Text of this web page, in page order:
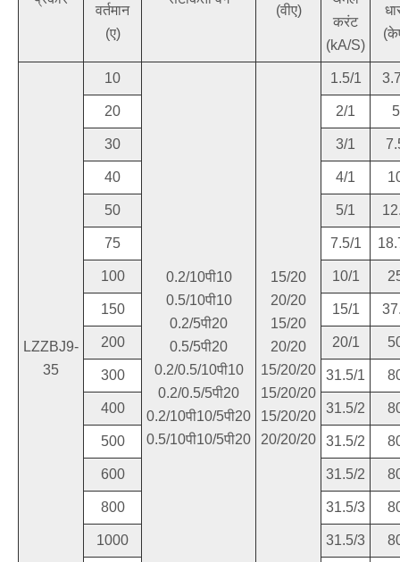
वर्तमान
(ए)
(वीए)
करंट
(kA/S)
LZZBJ9-
35
10
0.2/10पी10
0.5/10पी10
0.2/5पी20
0.5/5पी20
0.2/0.5/10पी10
0.2/0.5/5पी20
0.2/10पी10/5पी20
0.5/10पी10/5पी20
15/20
20/20
15/20
20/20
15/20/20
15/20/20
15/20/20
20/20/20
1.5/1
20 2/1 5
30 3/1
40 4/1
50 5/1
75 7.5/1
100 10/1
150 15/1
200 20/1
300 31.5/1
400 31.5/2
500 31.5/2
600 31.5/2
800 31.5/3
1000 31.5/3